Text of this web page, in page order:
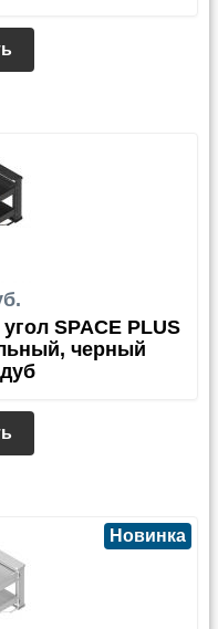
SPACE PLUS
черный
Новинка